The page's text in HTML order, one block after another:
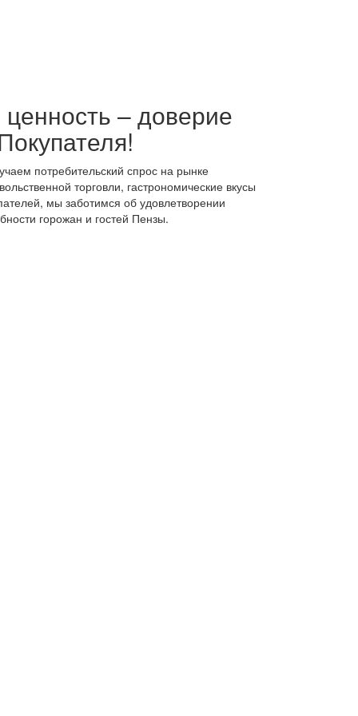
ценность – доверие
потребительский спрос на рынке
торговли, гастрономические вкусы
мы заботимся об удовлетворении
горожан и гостей Пензы.